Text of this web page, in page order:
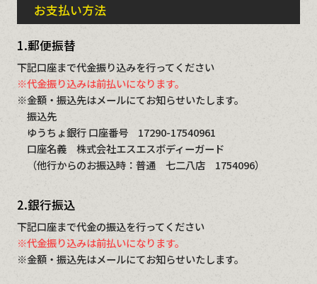
お支払い方法
1.郵便振替
下記口座まで代金振り込みを行ってください
※代金振り込みは前払いになります。
※金額・振込先はメールにてお知らせいたします。
振込先
ゆうちょ銀行 口座番号 17290-17540961
口座名義 株式会社エスエスボディーガード
（他行からのお振込時：普通 七二八店 1754096）
2.銀行振込
下記口座まで代金の振込を行ってください
※代金振り込みは前払いになります。
※金額・振込先はメールにてお知らせいたします。